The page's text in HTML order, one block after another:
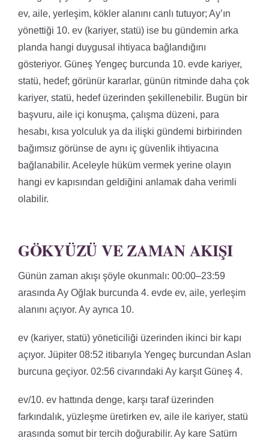
ev, aile, yerleşim, kökler alanını canlı tutuyor; Ay’ın
yönettiği 10. ev (kariyer, statü) ise bu gündemin arka
planda hangi duygusal ihtiyaca bağlandığını
gösteriyor. Güneş Yengeç burcunda 10. evde kariyer,
statü, hedef; görünür kararlar, günün ritminde daha çok
kariyer, statü, hedef üzerinden şekillenebilir. Bugün bir
başvuru, aile içi konuşma, çalışma düzeni, para
hesabı, kısa yolculuk ya da ilişki gündemi birbirinden
bağımsız görünse de aynı iç güvenlik ihtiyacına
bağlanabilir. Aceleyle hüküm vermek yerine olayın
hangi ev kapısından geldiğini anlamak daha verimli
olabilir.
GÖKYÜZÜ VE ZAMAN AKIŞI
Günün zaman akışı şöyle okunmalı: 00:00–23:59
arasında Ay Oğlak burcunda 4. evde ev, aile, yerleşim
alanını açıyor. Ay ayrıca 10.
ev (kariyer, statü) yöneticiliği üzerinden ikinci bir kapı
açıyor. Jüpiter 08:52 itibarıyla Yengeç burcundan Aslan
burcuna geçiyor. 02:56 civarındaki Ay karşıt Güneş 4.
ev/10. ev hattında denge, karşı taraf üzerinden
farkındalık, yüzleşme üretirken ev, aile ile kariyer, statü
arasında somut bir tercih doğurabilir. Ay kare Satürn